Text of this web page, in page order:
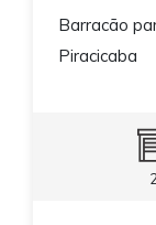
Barracão
Piracicaba